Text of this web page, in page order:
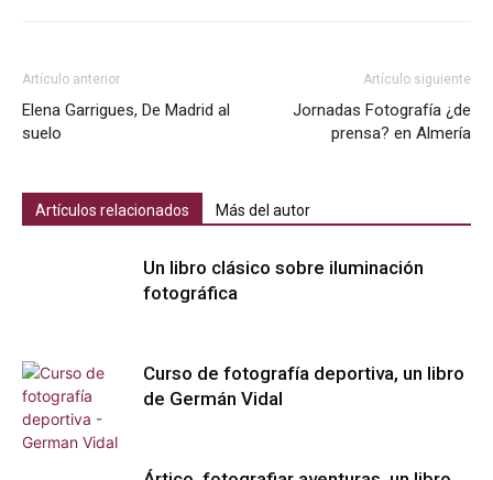
Artículo anterior
Elena Garrigues, De Madrid al
suelo
Artículo siguiente
Jornadas Fotografía ¿de
prensa? en Almería
Artículos relacionados Más del autor
Un libro clásico sobre iluminación
fotográfica
Curso de fotografía deportiva, un libro
de Germán Vidal